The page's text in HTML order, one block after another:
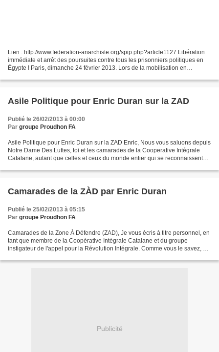
Lien : http://www.federation-anarchiste.org/spip.php?article1127 Libération
immédiate et arrêt des poursuites contre tous les prisonniers politiques en
Égypte ! Paris, dimanche 24 février 2013. Lors de la mobilisation en
Asile Politique pour Enric Duran sur la ZAD
Publié le 26/02/2013 à 00:00
Par groupe Proudhon FA
Asile Politique pour Enric Duran sur la ZAD Enric, Nous vous saluons depuis
Notre Dame Des Luttes, toi et les camarades de la Cooperative Intégrale
Catalane, autant que celles et ceux du monde entier qui se reconnaissent
Camarades de la ZÀD par Enric Duran
Publié le 25/02/2013 à 05:15
Par groupe Proudhon FA
Camarades de la Zone À Défendre (ZAD), Je vous écris à titre personnel, en
tant que membre de la Coopérative Intégrale Catalane et du groupe
instigateur de l'appel pour la Révolution Intégrale. Comme vous le savez, à
Publicité